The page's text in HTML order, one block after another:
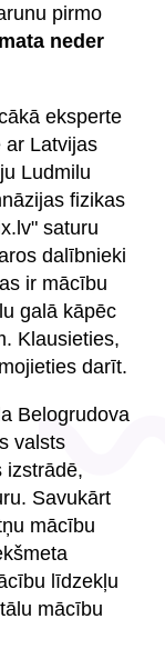
pirmo
neder
eksperte
ar Latvijas
Ludmilu
fizikas
saturu
dalībnieki
ir mācību
galā kāpēc
Klausieties,
darīt.
Belogrudova
valsts
izstrādē,
Savukārt
mācību
līdzekļu
mācību